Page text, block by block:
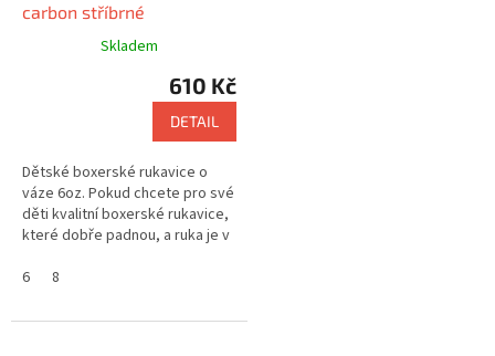
carbon stříbrné
Skladem
610 Kč
DETAIL
Dětské boxerské rukavice o
váze 6oz. Pokud chcete pro své
děti kvalitní boxerské rukavice,
které dobře padnou, a ruka je v
boxerské rukavice king Fighter...
6 8